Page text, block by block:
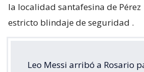
la localidad santafesina de Pérez
estricto blindaje de seguridad .
Leo Messi arribó a Rosario